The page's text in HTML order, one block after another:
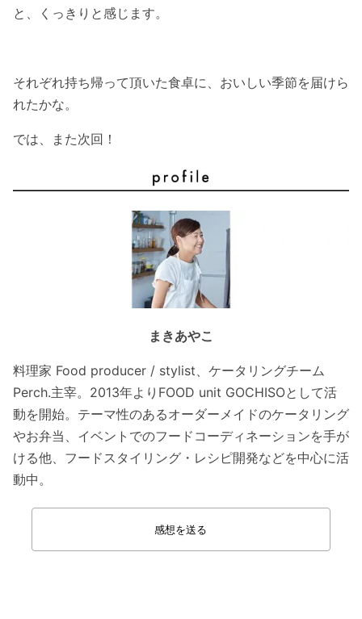
と、くっきりと感じます。
それぞれ持ち帰って頂いた食卓に、おいしい季節を届けら
れたかな。
では、また次回！
まきあやこ
料理家 Food producer / stylist、ケータリングチーム
Perch.主宰。2013年よりFOOD unit GOCHISOとして活
動を開始。テーマ性のあるオーダーメイドのケータリング
やお弁当、イベントでのフードコーディネーションを手が
ける他、フードスタイリング・レシピ開発などを中心に活
動中。
感想を送る